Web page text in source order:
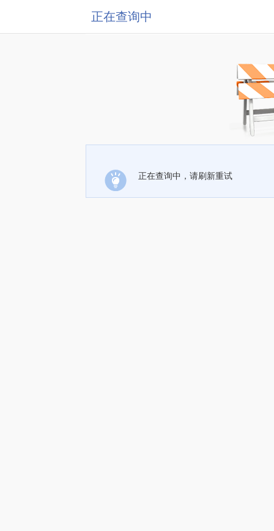
正在查询中
正在查询中，请刷新重试